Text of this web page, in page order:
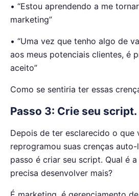
• “Estou aprendendo a me
marketing”
• “Uma vez que tenho algo de
aos meus potenciais clientes, é
aceito”
Como se sentiria ter essas
Passo 3: Crie seu script.
Depois de ter esclarecido o que
reprogramou suas crenças
passo é criar seu script. Qual é
precisa desenvolver mais?